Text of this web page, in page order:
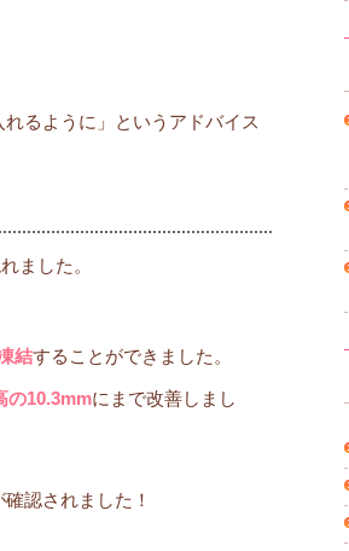
るように」というアドバイス
ました。
結することができました。
の10.3mmにまで改善しまし
確認されました！